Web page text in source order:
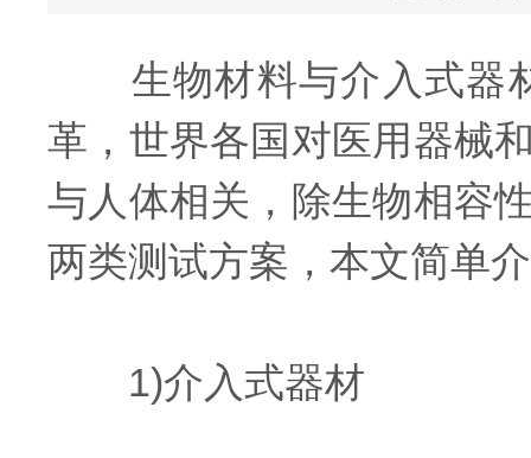
生物材料与介入式器材
革，世界各国对医用器械
与人体相关，除生物相容
两类测试方案，本文简单
1)介入式器材